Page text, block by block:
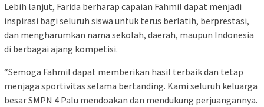
Lebih lanjut, Farida berharap capaian Fahmil dapat menjadi
inspirasi bagi seluruh siswa untuk terus berlatih, berprestasi,
dan mengharumkan nama sekolah, daerah, maupun Indonesia
di berbagai ajang kompetisi.
“Semoga Fahmil dapat memberikan hasil terbaik dan tetap
menjaga sportivitas selama bertanding. Kami seluruh keluarga
besar SMPN 4 Palu mendoakan dan mendukung perjuangannya.